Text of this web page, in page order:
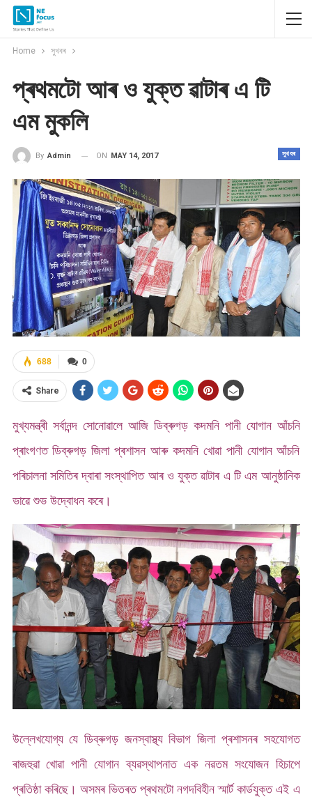
Home সুখবৰ
প্ৰথমটো আৰ ও যুক্ত ৱাটাৰ এ টি
এম মুকলি
সুখবৰ
By Admin ON MAY 14, 2017
0
688
Share
মুখ্যমন্ত্ৰী সৰ্বানন্দ সোনোৱালে আজি ডিব্ৰুগড় কদমনি পানী যোগান আঁচনি
প্ৰাংগণত ডিব্ৰুগড় জিলা প্ৰশাসন আৰু কদমনি খোৱা পানী যোগান আঁচনি
পৰিচালনা সমিতিৰ দ্বাৰা সংস্থাপিত আৰ ও যুক্ত ৱাটাৰ এ টি এম আনুষ্ঠানিক
ভাৱে শুভ উদ্বোধন কৰে।
উল্লেখযোগ্য যে ডিব্ৰুগড় জনস্বাস্থ্য বিভাগ জিলা প্ৰশাসনৰ সহযোগত
ৰাজহুৱা খোৱা পানী যোগান ব্যৱস্থাপনাত এক নৱতম সংযোজন হিচাপে
প্ৰতিষ্ঠা কৰিছে। অসমৰ ভিতৰত প্ৰথমটো নগদবিহীন স্মাৰ্ট কাৰ্ডযুক্ত এই এ